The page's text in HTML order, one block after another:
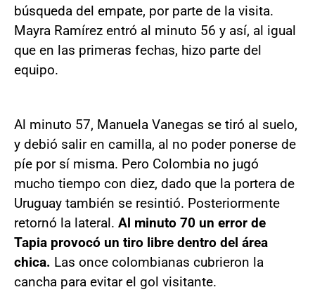
búsqueda del empate, por parte de la visita.
Mayra Ramírez entró al minuto 56 y así, al igual
que en las primeras fechas, hizo parte del
equipo.
Al minuto 57, Manuela Vanegas se tiró al suelo,
y debió salir en camilla, al no poder ponerse de
píe por sí misma. Pero Colombia no jugó
mucho tiempo con diez, dado que la portera de
Uruguay también se resintió. Posteriormente
retornó la lateral. Al minuto 70 un error de
Tapia provocó un tiro libre dentro del área
chica. Las once colombianas cubrieron la
cancha para evitar el gol visitante.